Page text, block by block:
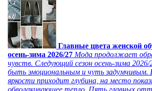
Главные цвета женской
осень-зима 2026/27 Мода продолжает
чувств. Следующий сезон осень-зима
быть эмоциональным и чуть задумчивым.
яркости приходит глубина, на место
обволакивающее тепло. Пять главных